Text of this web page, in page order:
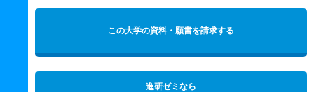
この大学の資料・願書を請求する
進研ゼミなら